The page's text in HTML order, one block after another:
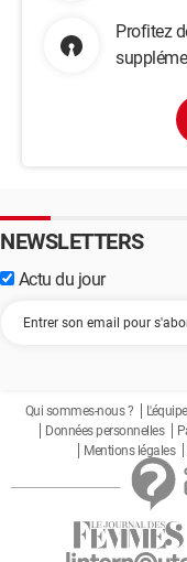
Profitez
NEWSLETTERS
Actu du jour
Qui sommes-nous ? L'équipe
Données personnelles
Mentions légales